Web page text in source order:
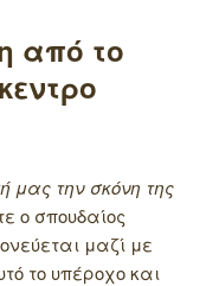
από το
μας την σκόνη της
ο σπουδαίος
μαζί με
το υπέροχο και